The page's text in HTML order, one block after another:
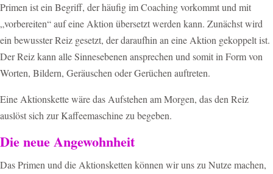
Primen ist ein Begriff, der häufig im Coaching vorkommt und mit
„vorbereiten“ auf eine Aktion übersetzt werden kann. Zunächst wird
ein bewusster Reiz gesetzt, der daraufhin an eine Aktion gekoppelt ist.
Der Reiz kann alle Sinnesebenen ansprechen und somit in Form von
Worten, Bildern, Geräuschen oder Gerüchen auftreten.
Eine Aktionskette wäre das Aufstehen am Morgen, das den Reiz
auslöst sich zur Kaffeemaschine zu begeben.
Die neue Angewohnheit
Das Primen und die Aktionsketten können wir uns zu Nutze machen,